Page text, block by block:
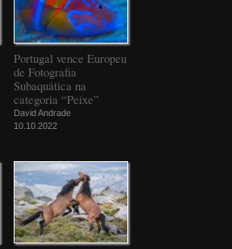
Portugal vence Europeu
de Fotografia
Subaquática na
categoria “Peixe”
David Andrade
10.10.2022